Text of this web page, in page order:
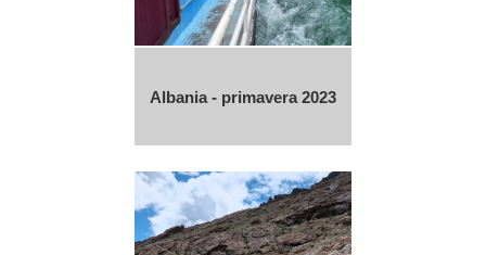
Albania - primavera 2023